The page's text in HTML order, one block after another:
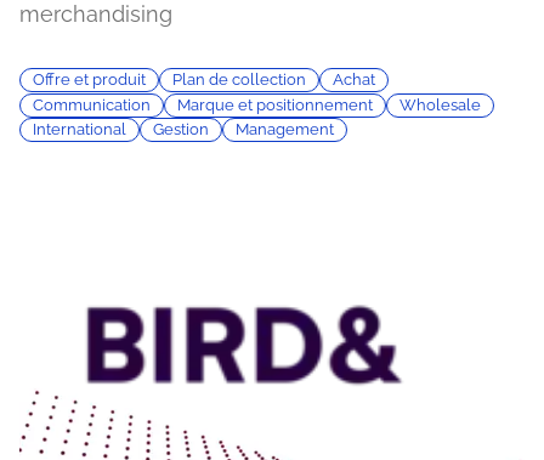
merchandising
Offre et produit Plan de collection
Achat
Communication
Marque et positionnement
Wholesale
International
Gestion Management